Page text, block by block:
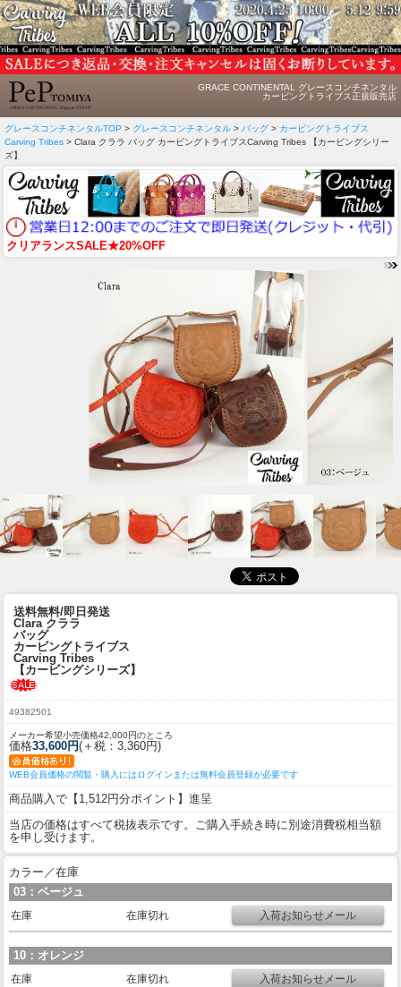
GRACE CONTINENTAL グレースコンチネンタル
カービングトライブス正規販売店
グレースコンチネンタルTOP > グレースコンチネンタル > バッグ > カービングトライブス
Carving Tribes > Clara クララ バッグ カービングトライブスCarving Tribes 【カービングシリー
ズ】
クリアランスSALE★20%OFF
送料無料/即日発送
Clara クララ
バッグ
カービングトライブス
Carving Tribes
【カービングシリーズ】
49382501
メーカー希望小売価格42,000円のところ
価格33,600円(＋税：3,360円)
WEB会員価格の閲覧・購入にはログインまたは無料会員登録が必要です
商品購入で【1,512円分ポイント】進呈
当店の価格はすべて税抜表示です。ご購入手続き時に別途消費税相当額
を申し受けます。
カラー／在庫
03：ベージュ
在庫 在庫切れ
10：オレンジ
在庫 在庫切れ